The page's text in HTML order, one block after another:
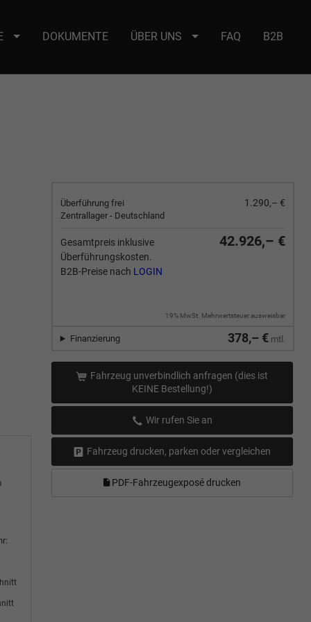
: selector2._domainkey Points to address or value: selector2-aee-
DOKUMENTE ÜBER UNS FAQ B2B
Überführung frei
Zentrallager - Deutschland
1.290,– €
Gesamtpreis inklusive
Überführungskosten.
B2B-Preise nach LOGIN
42.926,– €
19% MwSt. Mehrwertsteuer ausweisbar
378,– € mtl.
Finanzierung
Fahrzeug unverbindlich anfragen (dies ist
KEINE Bestellung!)
Wir rufen Sie an
Fahrzeug drucken, parken oder vergleichen
PDF-Fahrzeugexposé drucken